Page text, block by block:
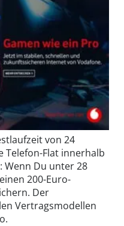
von 24
Telefon-Flat innerhalb
Wenn Du unter 28
200-Euro-
Der
Vertragsmodellen